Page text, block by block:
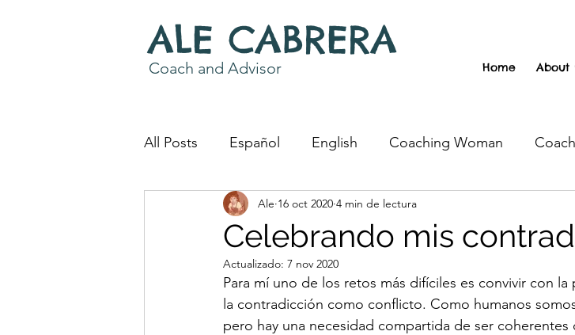
ALE CABRERA
Coach and Advisor
Home
About
All Posts Español English Coaching Woman
Coaching Work Word Schooling
Celebrando mis
Ale 16 oct 2020 4 min de lectura
Actualizado: 7 nov 2020
Para mí uno de los retos más difíciles es convivir con
la contradicción como conflicto. Como humanos
pero hay una necesidad compartida de ser